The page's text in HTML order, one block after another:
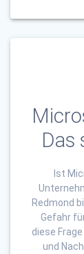
Das
Ist
Redmond
Gefahr
diese
und